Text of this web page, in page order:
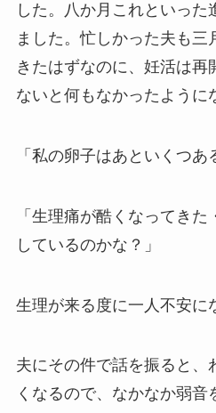
した。八か月これといった
ました。忙しかった夫も三
きたはずなのに、妊活は再
ないと何もなかったように
「私の卵子はあといくつあ
「生理痛が酷くなってき
しているのかな？」
生理が来る度に一人不安に
夫にその件で話を振ると、
くなるので、なかなか弱音